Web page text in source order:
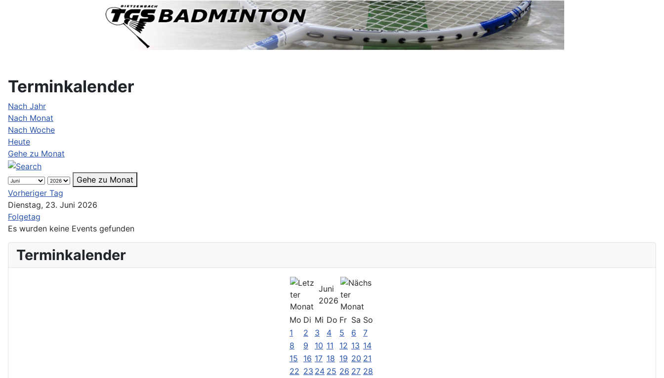
Terminkalender
Nach Jahr
Nach Monat
Nach Woche
Heute
Gehe zu Monat
Gehe zu Monat
Vorheriger Tag
Dienstag, 23. Juni 2026
Folgetag
Es wurden keine Events gefunden
Terminkalender
Juni
2026
Mo Di Mi Do Fr Sa So
1
2 3 4 5 6
7
8
9 10 11 12 13 14
15
16 17 18 19 20 21
22 23 24 25 26 27 28